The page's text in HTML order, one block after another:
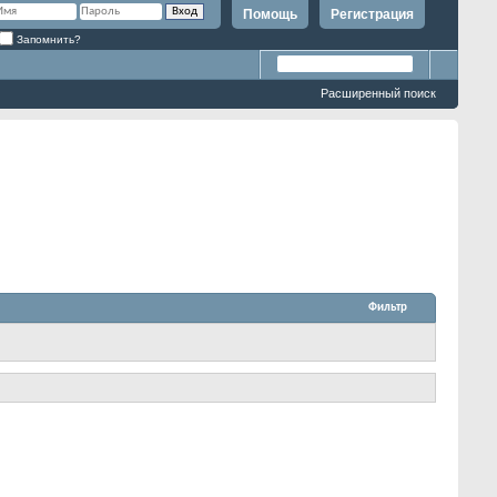
Регистрация
Помощь
Запомнить?
Расширенный поиск
Фильтр